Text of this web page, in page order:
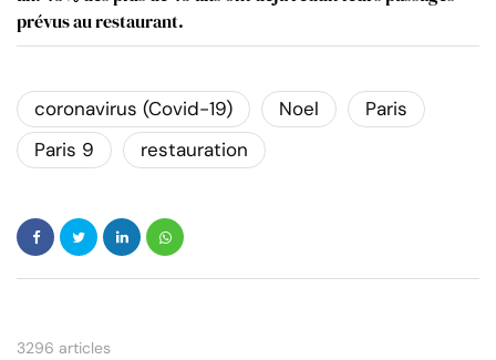
prévus au restaurant.
coronavirus (Covid-19) Noel
Paris
Paris 9
restauration
3296 articles